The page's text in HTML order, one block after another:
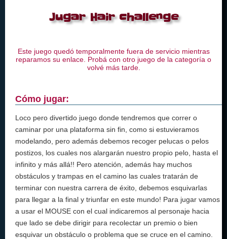
Jugar Hair challenge
Este juego quedó temporalmente fuera de servicio mientras
reparamos su enlace. Probá con otro juego de la categoría o
volvé más tarde.
Cómo jugar:
Loco pero divertido juego donde tendremos que correr o
caminar por una plataforma sin fin, como si estuvieramos
modelando, pero además debemos recoger pelucas o pelos
postizos, los cuales nos alargarán nuestro propio pelo, hasta el
infinito y más allá!! Pero atención, además hay muchos
obstáculos y trampas en el camino las cuales tratarán de
terminar con nuestra carrera de éxito, debemos esquivarlas
para llegar a la final y triunfar en este mundo! Para jugar vamos
a usar el MOUSE con el cual indicaremos al personaje hacia
que lado se debe dirigir para recolectar un premio o bien
esquivar un obstáculo o problema que se cruce en el camino.